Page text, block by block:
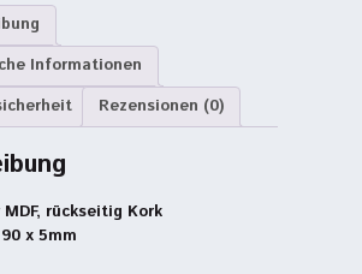
Informationen
Rezensionen (0)
rückseitig Kork
x 5mm